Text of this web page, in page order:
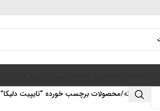
خانه محصولات برچسب خورده “تایپیت دلیکا”